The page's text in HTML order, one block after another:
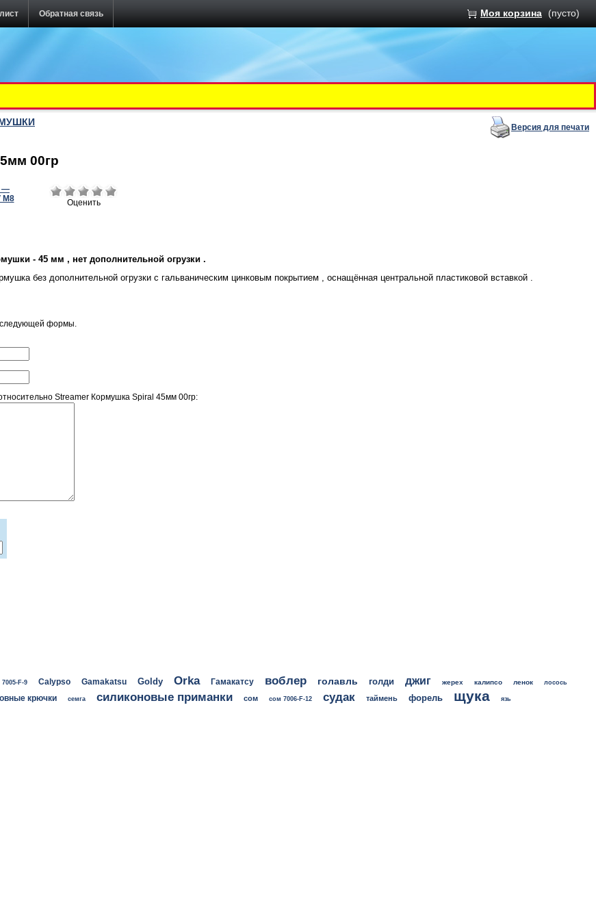
Обратная связь Моя корзина (пусто)
Версия для печати
00гр
Оценить
- 45 мм , нет дополнительной огрузки .
без дополнительной огрузки с гальваническим цинковым покрытием , оснащённая центральной пластиковой вставкой .
следующей формы.
Streamer Кормушка Spiral 45мм 00гр:
7005-F-9 Calypso Gamakatsu Goldy Orka Гамакатсу воблер голавль голди джиг жерех калипсо ленок лосось
крючки семга силиконовые приманки сом сом 7006-F-12 судак таймень форель щука язь